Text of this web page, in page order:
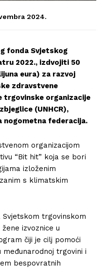
2024.
fonda Svjetskog
2022., izdvojiti 50
eura) za razvoj
zdravstvene
trgovinske organizacije
(UNHCR),
nogometna federacija.
organizacijom
“Bit hit” koja se bori
izloženim
s klimatskim
trgovinskom
izvoznice u
čiji je cilj pomoći
trgovini i
bespovratnih